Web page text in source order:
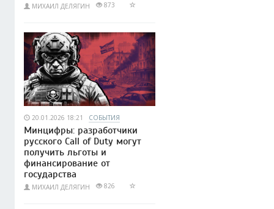
МИХАИЛ ДЕЛЯГИН 873
20.01.2026 18:21 СОБЫТИЯ
Минцифры: разработчики
русского Call of Duty могут
получить льготы и
финансирование от
государства
МИХАИЛ ДЕЛЯГИН 826